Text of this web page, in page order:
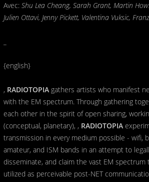
Avec: Shu Lea Cheang, Sarah Grant, Martin
Julien Ottavi, Jenny Pickett, Valentina Vuksic,
{english}
, RADIOTOPIA gathers artists who manifest
with the EM spectrum. Through gathering
each other in the spirit of open sharing,
(conceptual, planetary), , RADIOTOPIA
transmission in every medium possible - wifi,
amateur, and ISM bands in an attempt to
disseminate, and claim the vast EM
utilized as perceivable post-NET